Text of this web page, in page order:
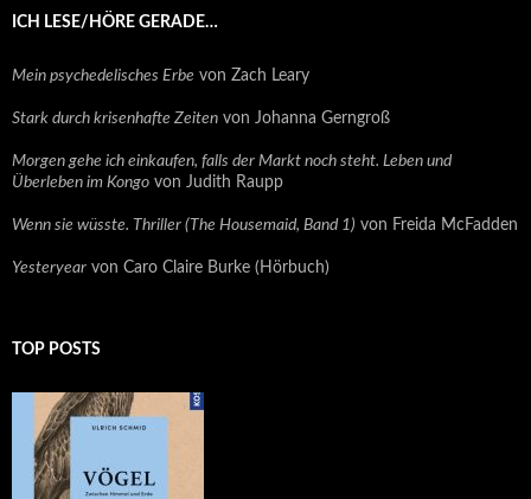
ICH LESE/HÖRE GERADE…
Mein psychedelisches Erbe von Zach Leary
Stark durch krisenhafte Zeiten von Johanna Gerngroß
Morgen gehe ich einkaufen, falls der Markt noch steht. Leben und
Überleben im Kongo von Judith Raupp
Wenn sie wüsste. Thriller (The Housemaid, Band 1) von Freida McFadden
Yesteryear von Caro Claire Burke (Hörbuch)
TOP POSTS